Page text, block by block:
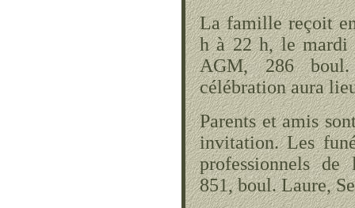
La famille reçoit
h à 22 h, le mardi
AGM, 286
célébration aura
Parents et amis
invitation. Les
professionnels
851, boul. Laure,